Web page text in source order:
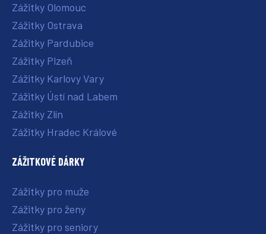
Zážitky Olomouc
Zážitky Ostrava
Zážitky Pardubice
Zážitky Plzeň
Zážitky Karlovy Vary
Zážitky Ústí nad Labem
Zážitky Zlín
Zážitky Hradec Králové
ZÁŽITKOVÉ DÁRKY
Zážitky pro muže
Zážitky pro ženy
Zážitky pro seniory